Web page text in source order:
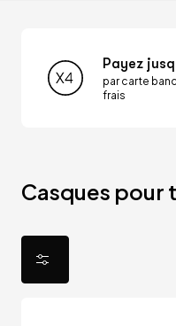
Payez
par carte
frais
Casques